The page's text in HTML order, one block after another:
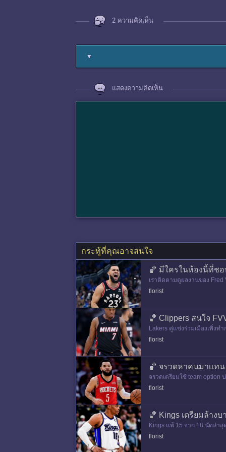
2 ความคิดเห็น
▼
แสดงความคิดเห็น
กระทู้ที่คุณอาจสนใจ
🏀 มีใครในห้องนี้ที่ชอ
เราติดตามดูผลงานของ Fred
เองจนได้เเหวนเเชมป์ NBA
florist
🏀 Clippers สนใจ
Lakers คู่เเข่งร่วมเมืองเพิ่ง
florist
🏀 จรวดหาคนมาเเท
จรวดเตรียมใช้ team option
คนมาเเทนไม่ได้ ตัวที่มีชื่อลง
florist
🏀 Kings เตรียมล้างบ
Kings เเพ้ 15 จาก 18 นัดล่า
0% คือ Keegan Murray กับรุ
florist